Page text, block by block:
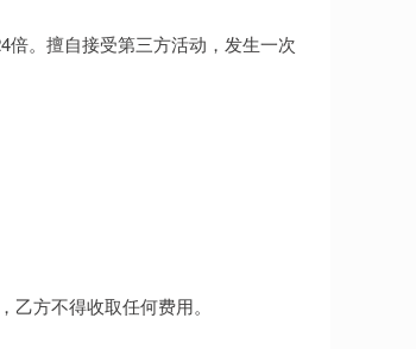
。擅自接受第三方活动，发生一次
方不得收取任何费用。